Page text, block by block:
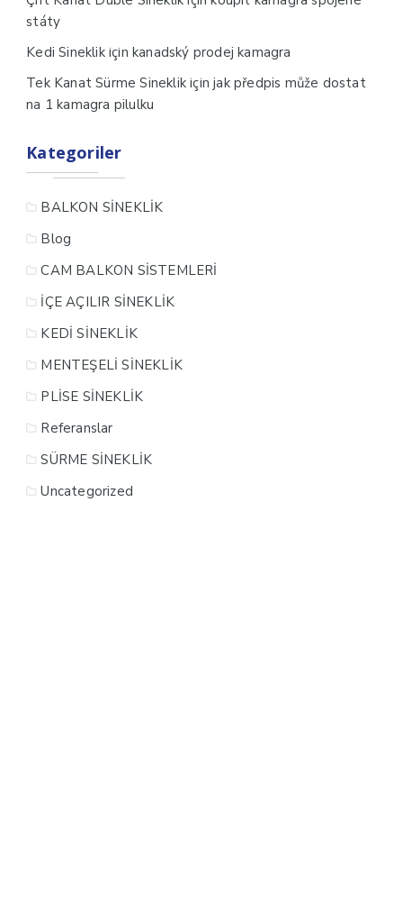
státy
Kedi Sineklikiçin kanadský prodej kamagra
Tek Kanat Sürme Sineklikiçinjak předpis může dostat
na 1 kamagra pilulku
Kategoriler
BALKON SİNEKLİK
Blog
CAM BALKON SİSTEMLERİ
İÇE AÇILIR SİNEKLİK
KEDİ SİNEKLİK
MENTEŞELİ SİNEKLİK
PLİSE SİNEKLİK
Referanslar
SÜRME SİNEKLİK
Uncategorized